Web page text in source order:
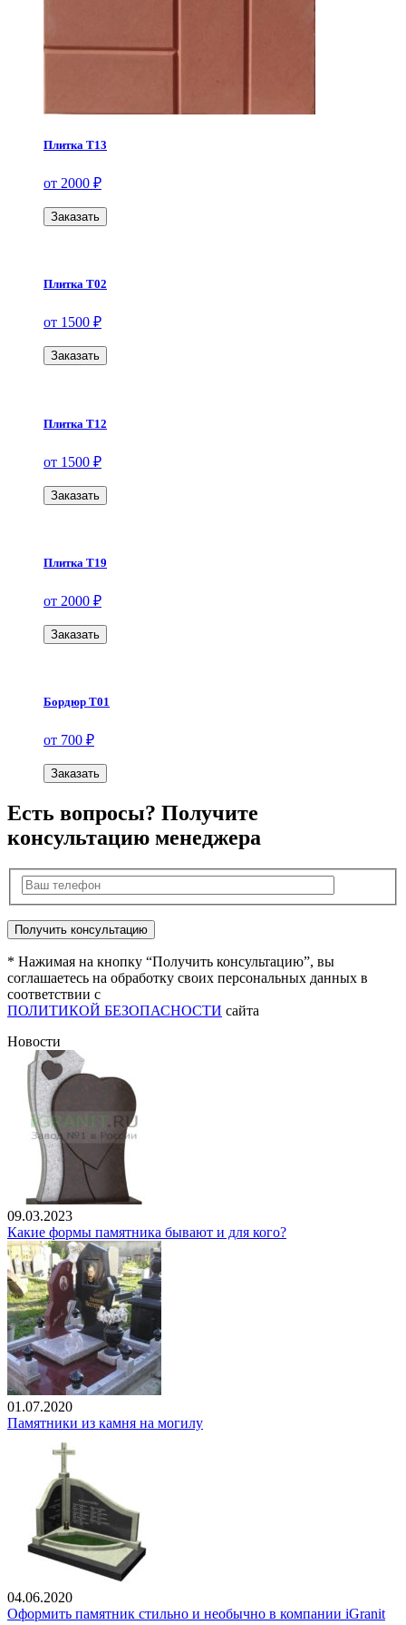
Плитка Т13
от 2000 ₽
Заказать
Плитка Т02
от 1500 ₽
Заказать
Плитка Т12
от 1500 ₽
Заказать
Плитка Т19
от 2000 ₽
Заказать
Бордюр Т01
от 700 ₽
Заказать
Есть вопросы? Получите
консультацию менеджера
* Нажимая на кнопку “Получить консультацию”, вы
соглашаетесь на обработку своих персональных данных в
соответствии с
ПОЛИТИКОЙ БЕЗОПАСНОСТИ сайта
Новости
09.03.2023
Какие формы памятника бывают и для кого?
01.07.2020
Памятники из камня на могилу
04.06.2020
Оформить памятник стильно и необычно в компании iGranit